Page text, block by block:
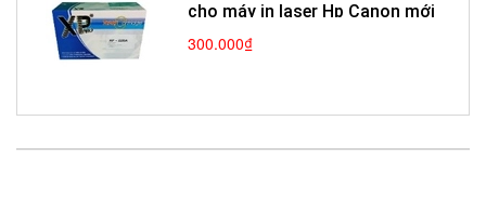
cho máy in laser Hp Canon mới
300.000₫